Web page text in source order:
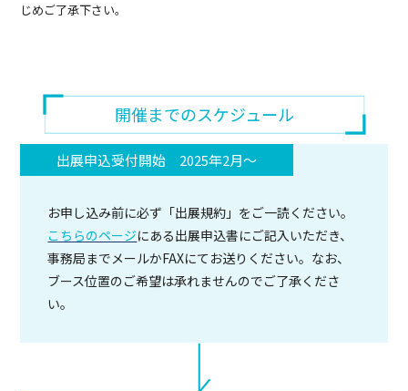
じめご了承下さい。
開催までのスケジュール
出展申込受付開始 2025年2月～
お申し込み前に必ず「出展規約」をご一読ください。
こちらのページにある出展申込書にご記入いただき、
事務局までメールかFAXにてお送りください。なお、
ブース位置のご希望は承れませんのでご了承くださ
い。